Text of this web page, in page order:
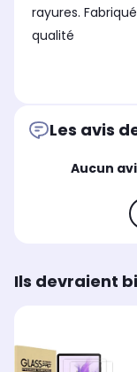
rayures.
qualité
Les avis
Aucun
Ils devraient